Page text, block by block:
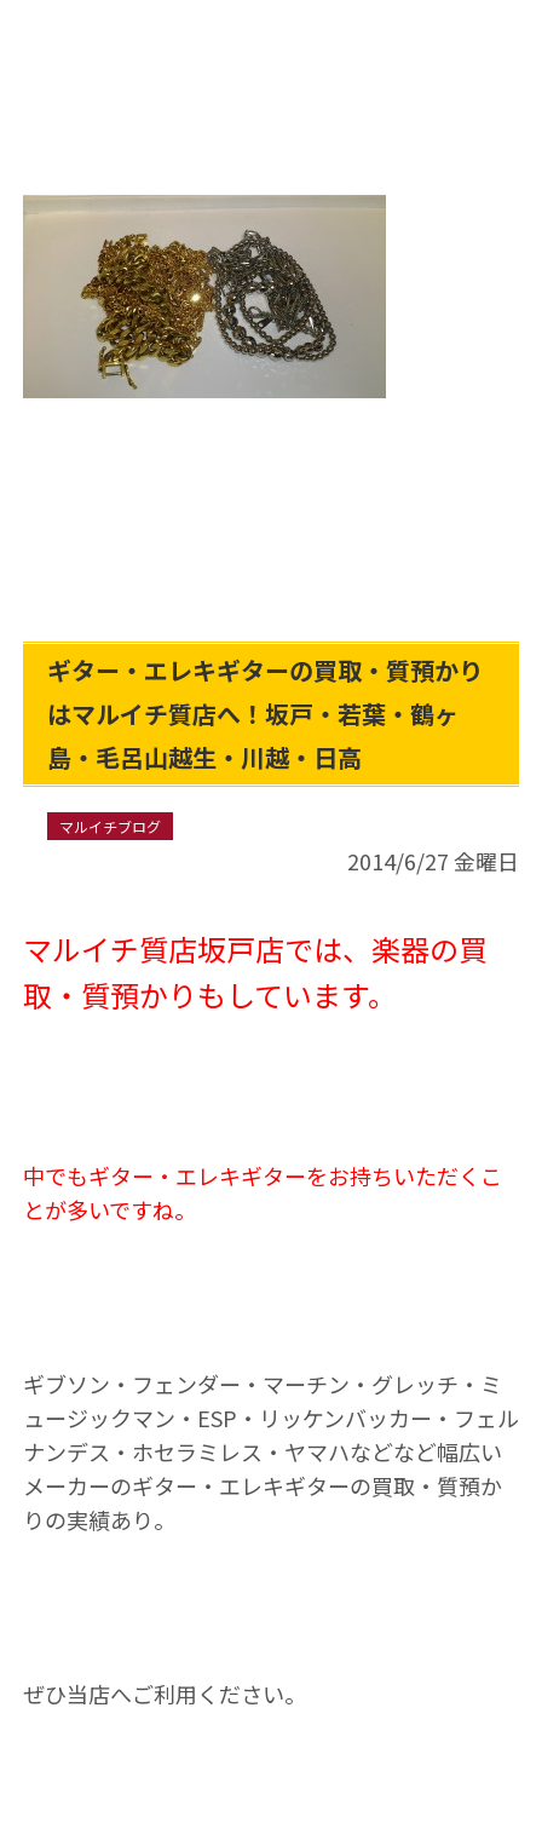
ギター・エレキギターの買取・質預かり
はマルイチ質店へ！坂戸・若葉・鶴ヶ
島・毛呂山越生・川越・日高
マルイチブログ
2014/6/27 金曜日
マルイチ質店坂戸店では、楽器の買
取・質預かりもしています。
中でもギター・エレキギターをお持ちいただくこ
とが多いですね。
ギブソン・フェンダー・マーチン・グレッチ・ミ
ュージックマン・ESP・リッケンバッカー・フェル
ナンデス・ホセラミレス・ヤマハなどなど幅広い
メーカーのギター・エレキギターの買取・質預か
りの実績あり。
ぜひ当店へご利用ください。